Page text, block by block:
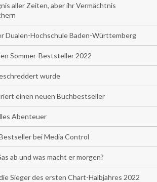
aller Zeiten, aber ihr Vermächtnis
Dualen-Hochschule Baden-Württemberg
Sommer-Beststeller 2022
wurde
einen neuen Buchbestseller
Abenteuer
bei Media Control
ab und was macht er morgen?
Sieger des ersten Chart-Halbjahres 2022